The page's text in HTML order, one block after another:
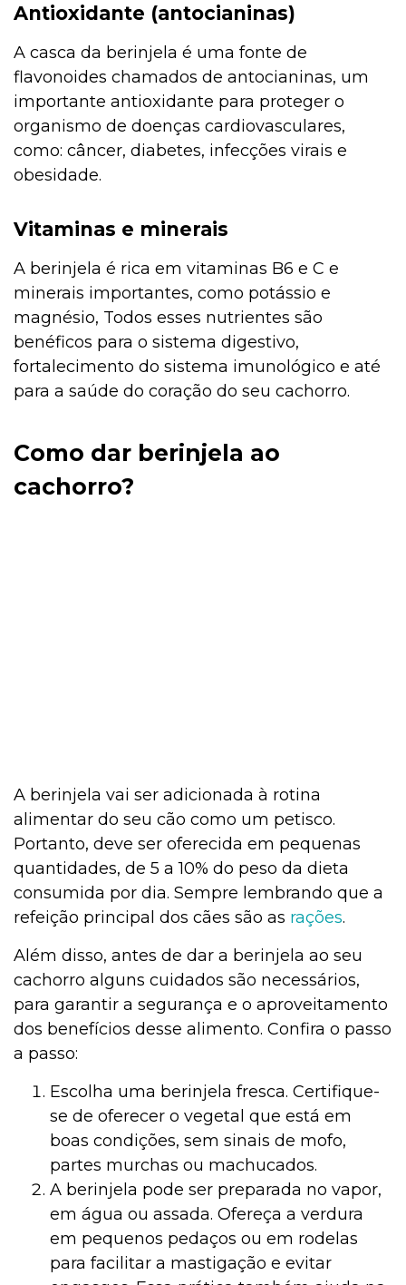
Antioxidante (antocianinas)
A casca da berinjela é uma fonte de
flavonoides chamados de antocianinas, um
importante antioxidante para proteger o
organismo de doenças cardiovasculares,
como: câncer, diabetes, infecções virais e
obesidade.
Vitaminas e minerais
A berinjela é rica em vitaminas B6 e C e
minerais importantes, como potássio e
magnésio, Todos esses nutrientes são
benéficos para o sistema digestivo,
fortalecimento do sistema imunológico e até
para a saúde do coração do seu cachorro.
Como dar berinjela ao
cachorro?
A berinjela vai ser adicionada à rotina
alimentar do seu cão como um petisco.
Portanto, deve ser oferecida em pequenas
quantidades, de 5 a 10% do peso da dieta
consumida por dia. Sempre lembrando que a
refeição principal dos cães são as rações.
Além disso, antes de dar a berinjela ao seu
cachorro alguns cuidados são necessários,
para garantir a segurança e o aproveitamento
dos benefícios desse alimento. Confira o passo
a passo:
Escolha uma berinjela fresca. Certifique-
se de oferecer o vegetal que está em
boas condições, sem sinais de mofo,
partes murchas ou machucados.
A berinjela pode ser preparada no vapor,
em água ou assada. Ofereça a verdura
em pequenos pedaços ou em rodelas
para facilitar a mastigação e evitar